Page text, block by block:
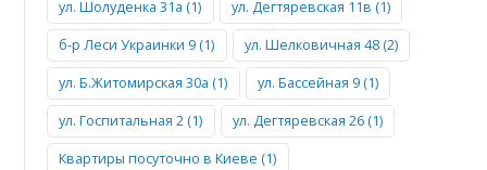
ул. Шолуденка 31а (1) ул. Дегтяревская 11в (1)
б-р Леси Украинки 9 (1) ул. Шелковичная 48 (2)
ул. Б.Житомирская 30а (1) ул. Бассейная 9 (1)
ул. Госпитальная 2 (1) ул. Дегтяревская 26 (1)
Квартиры посуточно в Киеве (1)